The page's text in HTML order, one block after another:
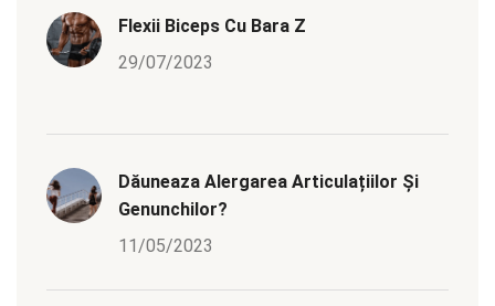
Flexii Biceps Cu Bara Z
29/07/2023
Dăuneaza Alergarea Articulațiilor Și
Genunchilor?
11/05/2023